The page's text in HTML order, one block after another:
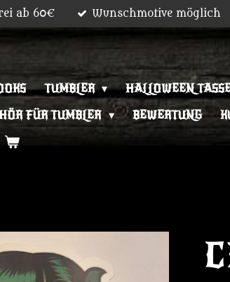
ab 60€ Wunschmotive möglich
TUMBLER HALLOWEEN
FÜR TUMBLER BEWERTUNG